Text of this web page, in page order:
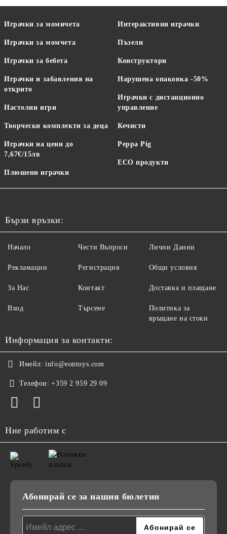
Играчки за момичета
Играчки за момчета
Играчки за бебета
Играчки и забавления на
открито
Настолни игри
Творчески комплекти за деца
Играчки на цени до
7,67€/15лв
Плюшени играчки
Интерактивни играчки
Пъзели
Конструктори
Нарушена опаковка -50%
Играчки с дистанционно
управление
Кечисти
Peppa Pig
ECO продукти
Бързи връзки:
Начало
Рекламации
За Нас
Вход
Чести Въпроси
Регистрация
Контакт
Търсене
Лични Данни
Общи условия
Доставка и плащане
Политика за
връщане на стоки
Информация за контакти:
Имейл: info@eontoys.com
Телефон: +359 2 959 29 09
Ние работим с
Абонирай се за нашия бюлетин